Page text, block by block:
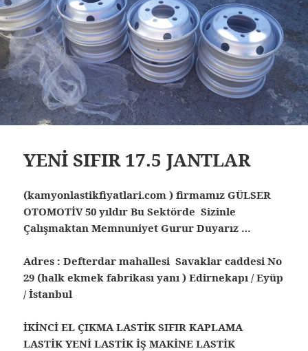
YENİ SIFIR 17.5 JANTLAR
(kamyonlastikfiyatlari.com ) firmamız GÜLSER
OTOMOTİV 50 yıldır Bu Sektörde Sizinle
Çalışmaktan Memnuniyet Gurur Duyarız …
Adres : Defterdar mahallesi Savaklar caddesi No
29 (halk ekmek fabrikası yanı ) Edirnekapı / Eyüp
/ İstanbul
İKİNCİ EL ÇIKMA LASTİK SIFIR KAPLAMA
LASTİK YENİ LASTİK İŞ MAKİNE LASTİK